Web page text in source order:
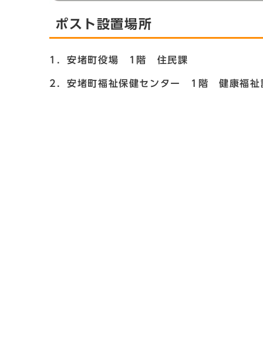
ポスト設置場所
1．安堵町役場 1階 住民課
2．安堵町福祉保健センター 1階 健康福祉